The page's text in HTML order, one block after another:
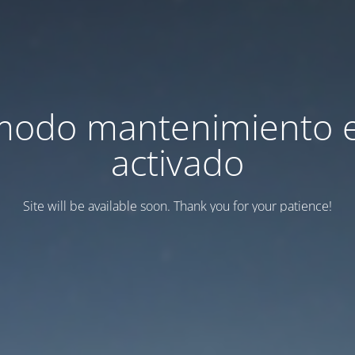
mantenimiento
activado
Site will be available soon. Thank you for your patience!